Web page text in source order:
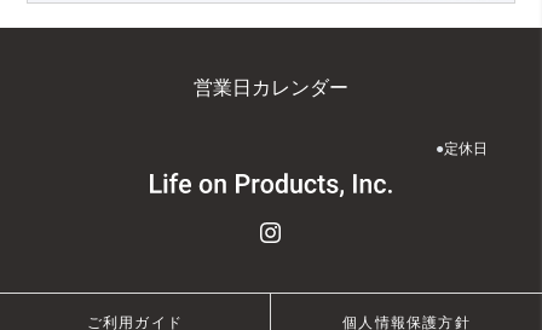
営業日カレンダー
●定休日
ご利用ガイド 個人情報保護方針